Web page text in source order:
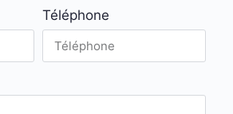
Téléphone